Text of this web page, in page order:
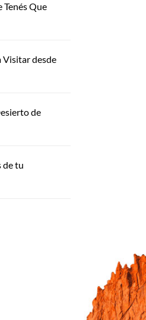
Que
Visitar desde
de
de tu